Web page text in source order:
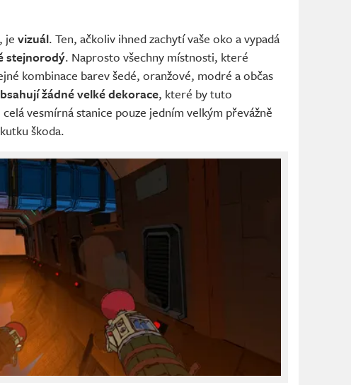
je vizuál. Ten, ačkoliv ihned zachytí vaše oko a vypadá
stejnorodý. Naprosto všechny místnosti, které
kombinace barev šedé, oranžové, modré a občas
žádné velké dekorace, které by tuto
vesmírná stanice pouze jedním velkým převážně
škoda.